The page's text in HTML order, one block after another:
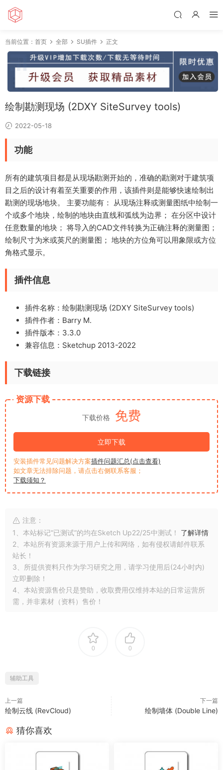
当前位置： 首页 全部 SU插件 正文
绘制勘测现场 (2DXY SiteSurvey tools)
2022-05-18
功能
所有的建筑项目都是从现场勘测开始的，准确的勘测对于建筑项
目之后的设计有着至关重要的作用，该插件则是能够快速绘制出
勘测的现场地块。 主要功能有： 从现场注释或测量图纸中绘制一
个或多个地块，绘制的地块由直线和弧线为边界； 在分区中设计
任意数量的地块； 将导入的CAD文件转换为正确注释的测量图；
绘制尺寸为米或英尺的测量图； 地块的方位角可以用象限或方位
角格式显示。
插件信息
插件名称：绘制勘测现场 (2DXY SiteSurvey tools)
插件作者： Barry M.
插件版本： 3.3.0
兼容信息：Sketchup 2013-2022
下载链接
资源下载
下载价格 免费
立即下载
安装插件常见问题解决方案插件问题汇总(点击查看)
如文章无法排除问题，请点击右侧联系客服；
下载须知？
注意：
1、本站标记“已测试”的均在Sketch Up22/25中测试！ 了解详情
2、本站所有资源来源于用户上传和网络，如有侵权请邮件联系
站长！
3、所提供资料只作为学习研究之用，请学习使用后(24小时内)
立即删除！
4、本站资源售价只是赞助，收取费用仅维持本站的日常运营所
需，并非素材（资料）售价！
0 0
辅助工具
上一篇
绘制云线 (RevCloud)
下一篇
绘制墙体 (Double Line)
猜你喜欢